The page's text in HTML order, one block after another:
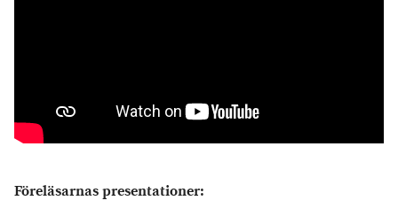
Föreläsarnas presentationer: